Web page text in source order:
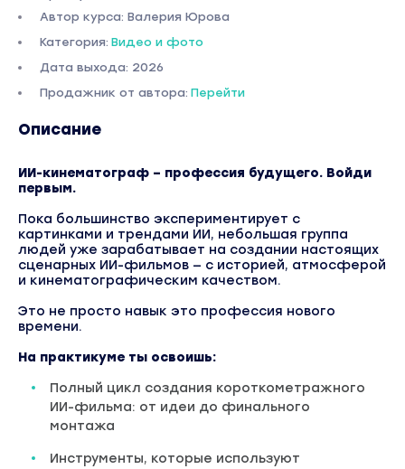
Автор курса: Валерия Юрова
Категория: Видео и фото
Дата выхода: 2026
Продажник от автора: Перейти
Описание
ИИ-кинематограф – профессия будущего. Войди
первым.
Пока большинство экспериментирует с
картинками и трендами ИИ, небольшая группа
людей уже зарабатывает на создании настоящих
сценарных ИИ-фильмов — с историей, атмосферой
и кинематографическим качеством.
Это не просто навык это профессия нового
времени.
На практикуме ты освоишь:
Полный цикл создания короткометражного
ИИ-фильма: от идеи до финального
монтажа
Инструменты, которые используют